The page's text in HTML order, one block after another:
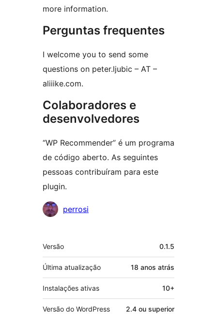
more information.
Perguntas frequentes
I welcome you to send some
questions on peter.ljubic – AT –
aliiike.com.
Colaboradores e
desenvolvedores
“WP Recommender” é um programa
de código aberto. As seguintes
pessoas contribuíram para este
plugin.
Colaboradores
perrosi
Meta
Versão 0.1.5
Última atualização 18 anos atrás
Instalações ativas 10+
Versão do WordPress 2.4 ou superior